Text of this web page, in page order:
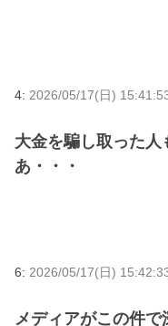
4: 2026/05/17(日)
大金を騙し取った
あ・・・
6: 2026/05/17(日)
メディアがこの件で